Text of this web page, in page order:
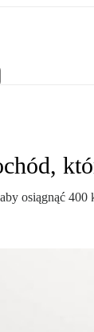
osiągnąć